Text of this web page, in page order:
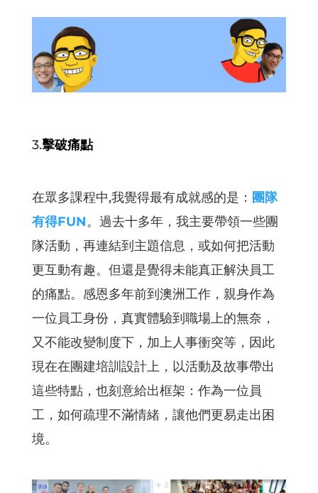
3.擊破痛點
在眾多課程中,我覺得最有成就感的是： 團隊
有得FUN。過去十多年，我主要帶領一些團
隊活動，再連結到主題信息，或如何把活動
更互動有趣。但還是覺得未能真正解決員工
的痛點。感恩多年前到澳洲工作，親身作為
一位員工身份，真實體驗到職場上的無奈，
又不能改變制度下，加上人事衝突等，因此
現在在團建培訓設計上，以活動及故事帶出
這些特點，也刻意給出框架：作為一位員
工，如何疏理不滿情緒，讓他們更易走出困
境。